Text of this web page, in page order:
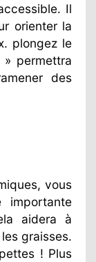
Il
orienter la
plongez le
permettra
des
vous
importante
aidera à
graisses.
! Plus